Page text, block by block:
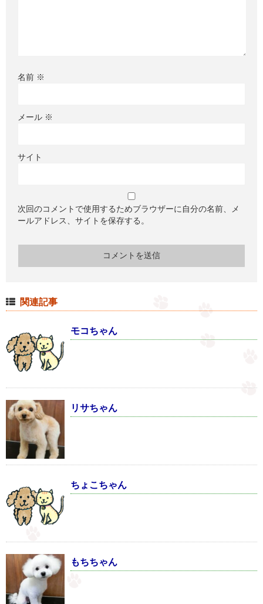
名前 ※
メール ※
サイト
次回のコメントで使用するためブラウザーに自分の名前、メ
ールアドレス、サイトを保存する。
関連記事
モコちゃん
リサちゃん
ちょこちゃん
もちちゃん